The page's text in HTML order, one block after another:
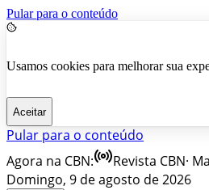
Pular para o conteúdo
Usamos cookies para melhorar sua
Aceitar
Pular para o conteúdo
Agora na CBN:
Revista CBN·
Domingo, 9 de agosto de 2026